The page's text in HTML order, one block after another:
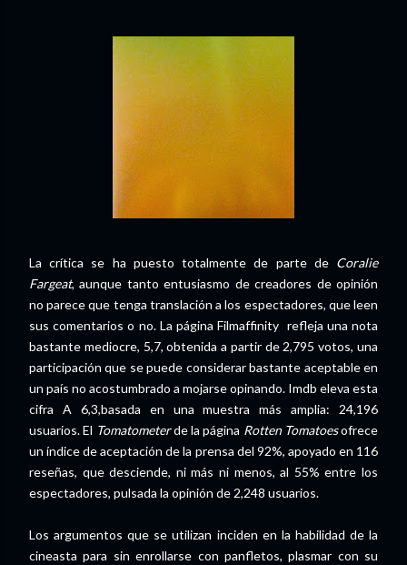
La crítica se ha puesto totalmente de parte de Coralie
Fargeat, aunque tanto entusiasmo de creadores de opinión
no parece que tenga translación a los espectadores, que leen
sus comentarios o no. La página Filmaffinity refleja una nota
bastante mediocre, 5,7, obtenida a partir de 2,795 votos, una
participación que se puede considerar bastante aceptable en
un país no acostumbrado a mojarse opinando. Imdb eleva esta
cifra A 6,3,basada en una muestra más amplia: 24,196
usuarios. El Tomatometerde la página Rotten Tomatoesofrece
un índice de aceptación de la prensa del 92%, apoyado en 116
reseñas, que desciende, ni más ni menos, al 55% entre los
espectadores, pulsada la opinión de 2,248 usuarios.
Los argumentos que se utilizan inciden en la habilidad de la
cineasta para sin enrollarse con panfletos, plasmar con su